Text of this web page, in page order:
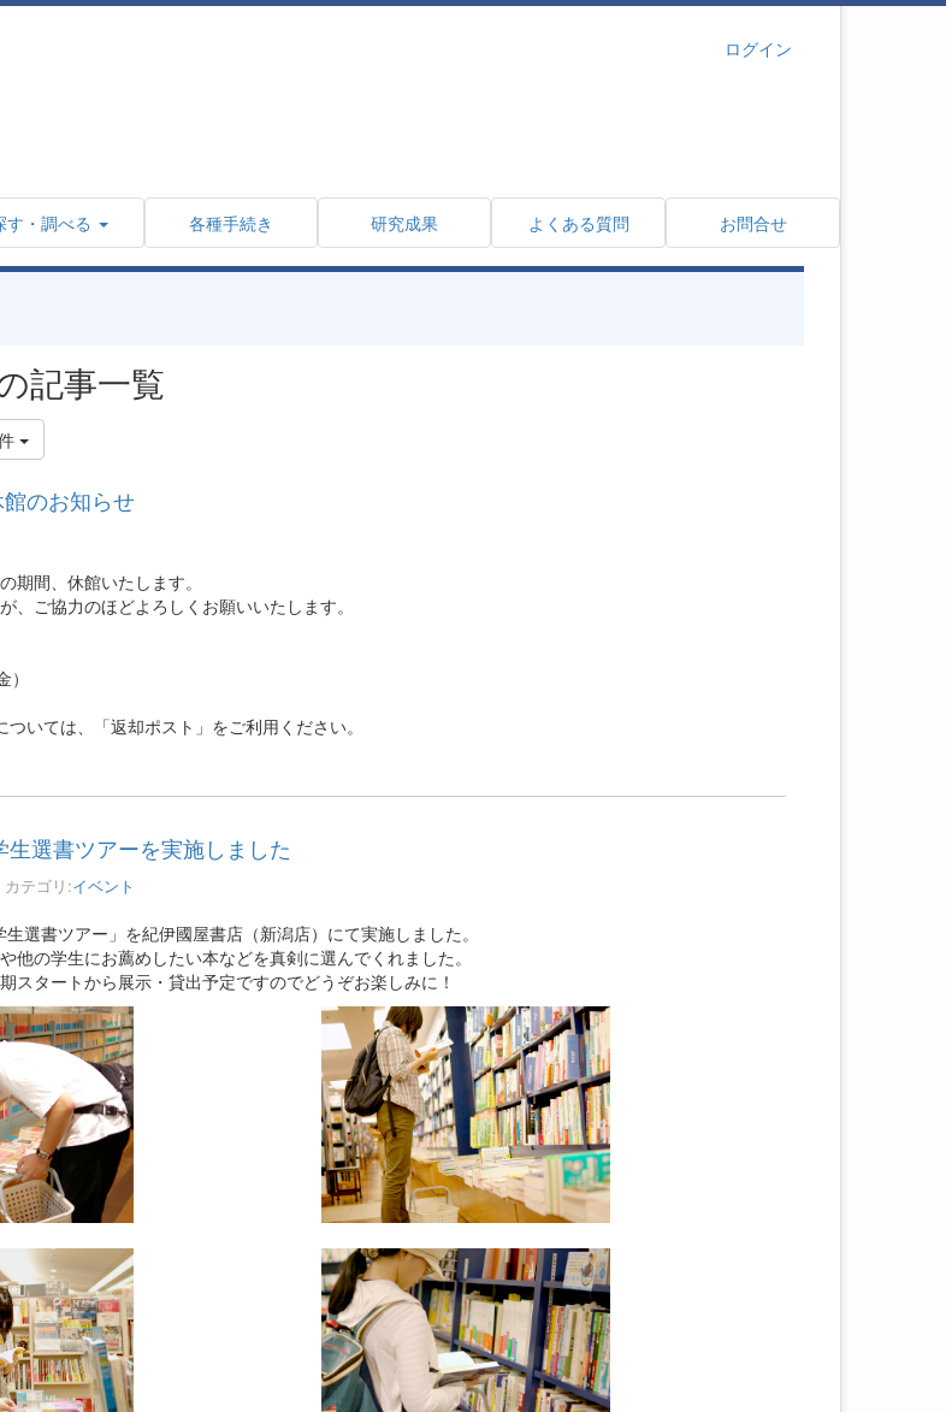
ログイン
す・調べる 各種手続き 研究成果 よくある質問 お問合せ
記事一覧
のお知らせ
期間、休館いたします。
、ご協力のほどよろしくお願いいたします。
いては、「返却ポスト」をご利用ください。
生選書ツアーを実施しました
カテゴリ:イベント
選書ツアー」を紀伊國屋書店（新潟店）にて実施しました。
他の学生にお薦めしたい本などを真剣に選んでくれました。
スタートから展示・貸出予定ですのでどうぞお楽しみに！